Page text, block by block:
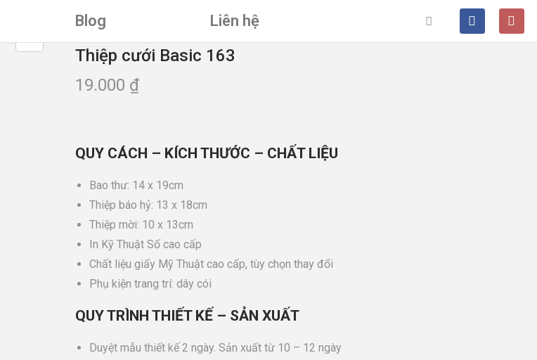
Blog Liên hệ
Thiệp cưới Basic 163
19.000 ₫
QUY CÁCH – KÍCH THƯỚC – CHẤT LIỆU
Bao thư: 14 x 19cm
Thiệp báo hỷ: 13 x 18cm
Thiệp mời: 10 x 13cm
In Kỹ Thuật Số cao cấp
Chất liệu giấy Mỹ Thuật cao cấp, tùy chọn thay đổi
Phụ kiện trang trí: dây cói
QUY TRÌNH THIẾT KẾ – SẢN XUẤT
Duyệt mẫu thiết kế 2 ngày. Sản xuất từ 10 – 12 ngày